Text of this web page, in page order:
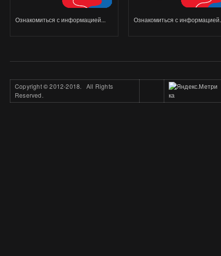
Ознакомиться с информацией... Ознакомиться с
Copyright©2012-2018. All Rights
Reserved.